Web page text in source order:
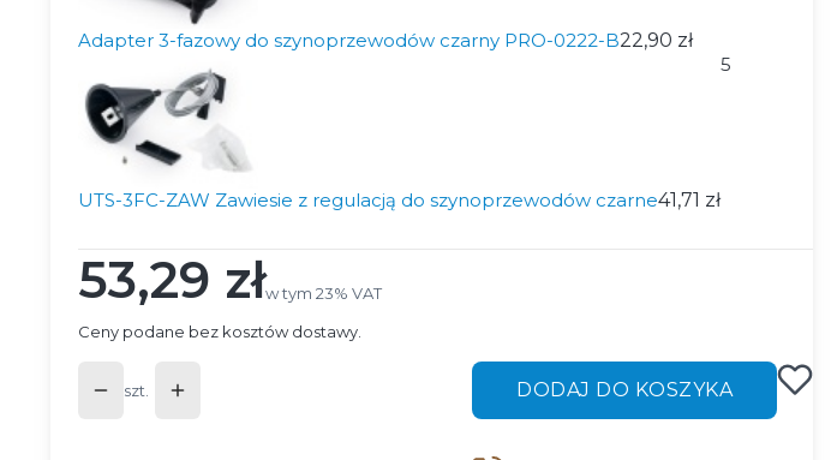
Adapter 3-fazowy do szynoprzewodów czarny PRO-0222-B22,90 zł
UTS-3FC-ZAW Zawiesie z regulacją do szynoprzewodów czarne41,71 zł
5
Cena
53,29 złw tym 23% VAT
w tym 23% VAT
Ceny podane bez kosztów dostawy.
szt. DODAJ DO KOSZYKA